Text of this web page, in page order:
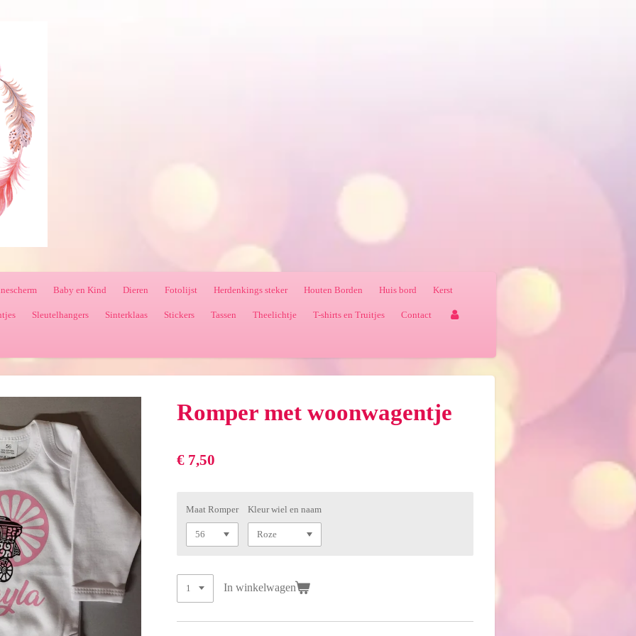
Baby en Kind Dieren Fotolijst Herdenkings steker Houten Borden Huis bord Kerst
Sleutelhangers Sinterklaas Stickers Tassen Theelichtje T-shirts en Truitjes Contact
Romper met woonwagentje
€ 7,50
Maat Romper Kleur wiel en naam
In winkelwagen